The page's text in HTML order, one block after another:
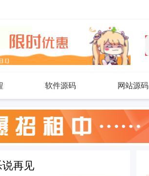
软件源码 网站源码
再见